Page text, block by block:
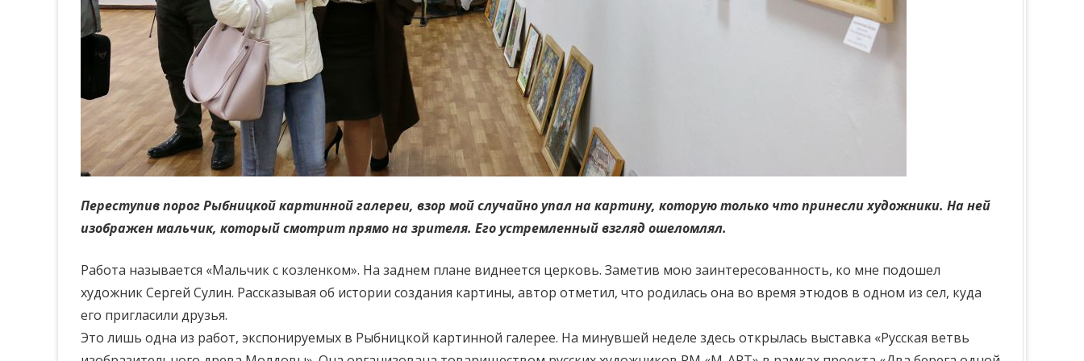
Переступив порог Рыбницкой картинной галереи, взор мой случайно упал на картину, которую только что принесли художники. На ней
изображен мальчик, который смотрит прямо на зрителя. Его устремленный взгляд ошеломлял.
Работа называется «Мальчик с козленком». На заднем плане виднеется церковь. Заметив мою заинтересованность, ко мне подошел
художник Сергей Сулин. Рассказывая об истории создания картины, автор отметил, что родилась она во время этюдов в одном из сел, куда
его пригласили друзья.
Это лишь одна из работ, экспонируемых в Рыбницкой картинной галерее. На минувшей неделе здесь открылась выставка «Русская ветвь